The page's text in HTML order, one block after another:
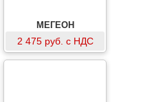
МЕГЕОН
2 475 руб. с НДС